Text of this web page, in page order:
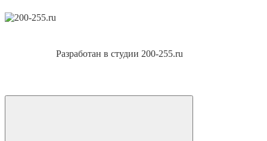
Разработан в студии 200-255.ru